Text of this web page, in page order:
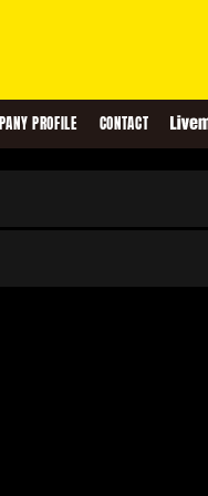
PROFILE CONTACT